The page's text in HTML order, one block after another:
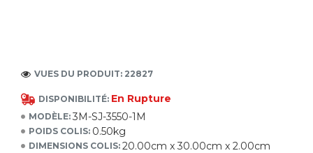
DISPONIBILITÉ: En Rupture
MODÈLE: 3M-SJ-3550-1M
POIDS COLIS: 0.50kg
DIMENSIONS COLIS: 20.00cm x 30.00cm x 2.00cm
VUES DU PRODUIT: 22827